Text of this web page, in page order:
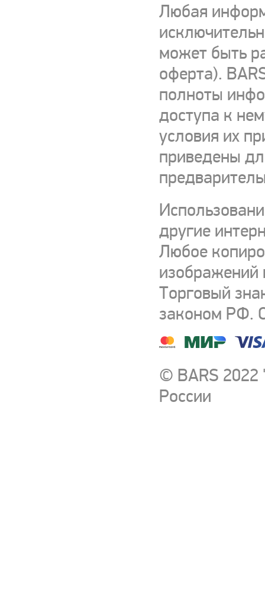
Любая
может быть
оферта).
полноты
доступа к
условия их
приведены
другие
Любое
изображений
Торговый
законом РФ.
© BARS
России